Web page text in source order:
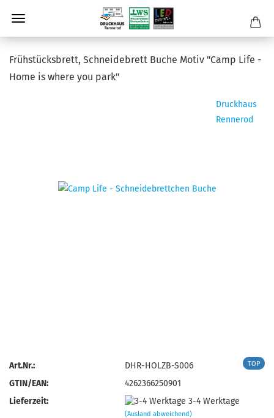
Früh­stücks­brett, Schnei­de­brett Buche Motiv "Camp Life -
Home is where you park"
Druckhaus
Rennerod
TOP
Art.Nr.:
DHR-HOLZB-S006
GTIN/EAN:
4262366250901
Lieferzeit:
3-4 Werktage
(Ausland abweichend)